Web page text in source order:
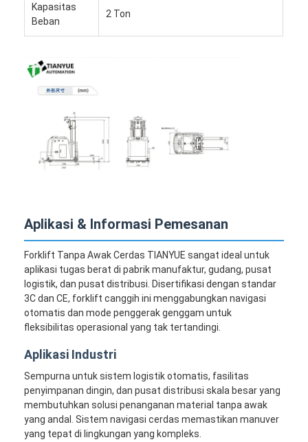
Kapasitas
Beban
2 Ton
Aplikasi & Informasi Pemesanan
Forklift Tanpa Awak Cerdas TIANYUE sangat ideal untuk
aplikasi tugas berat di pabrik manufaktur, gudang, pusat
logistik, dan pusat distribusi. Disertifikasi dengan standar
3C dan CE, forklift canggih ini menggabungkan navigasi
otomatis dan mode penggerak genggam untuk
fleksibilitas operasional yang tak tertandingi.
Aplikasi Industri
Sempurna untuk sistem logistik otomatis, fasilitas
penyimpanan dingin, dan pusat distribusi skala besar yang
membutuhkan solusi penanganan material tanpa awak
yang andal. Sistem navigasi cerdas memastikan manuver
yang tepat di lingkungan yang kompleks.